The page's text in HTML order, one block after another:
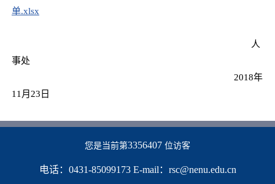
单.xlsx
人
事处
2018年
11月23日
您是当前第3356407 位访客
电话：0431-85099173 E-mail：rsc@nenu.edu.cn